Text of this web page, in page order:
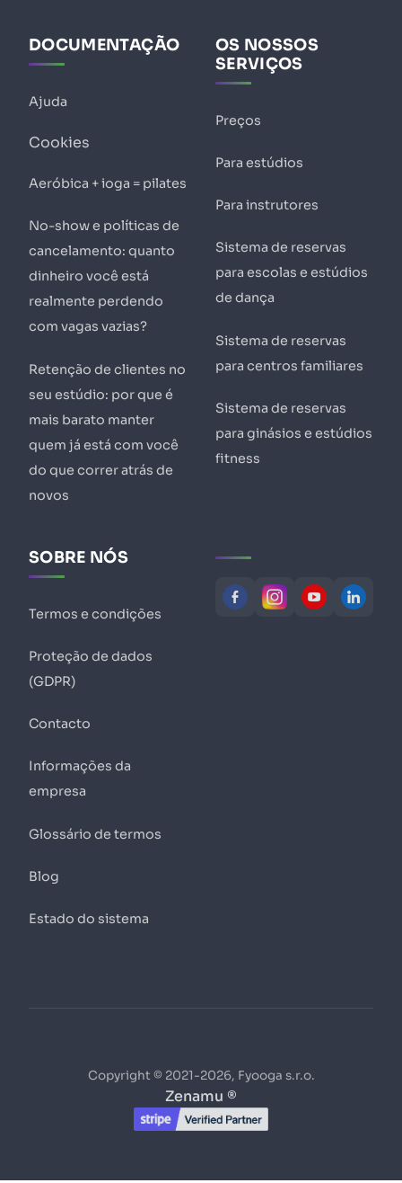
DOCUMENTAÇÃO
Ajuda
Cookies
Aeróbica + ioga = pilates
No-show e políticas de
cancelamento: quanto
dinheiro você está
realmente perdendo
com vagas vazias?
Retenção de clientes no
seu estúdio: por que é
mais barato manter
quem já está com você
do que correr atrás de
novos
OS NOSSOS
SERVIÇOS
Preços
Para estúdios
Para instrutores
Sistema de reservas
para escolas e estúdios
de dança
Sistema de reservas
para centros familiares
Sistema de reservas
para ginásios e estúdios
fitness
SOBRE NÓS
Termos e condições
Proteção de dados
(GDPR)
Contacto
Informações da
empresa
Glossário de termos
Blog
Estado do sistema
Copyright © 2021-2026, Fyooga s.r.o.
Zenamu ®